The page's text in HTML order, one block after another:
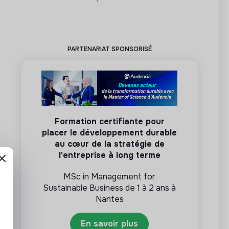
PARTENARIAT SPONSORISÉ
Formation certifiante pour
placer le développement durable
au cœur de la stratégie de
l'entreprise à long terme
MSc in Management for
Sustainable Business de 1 à 2 ans à
Nantes
En savoir plus